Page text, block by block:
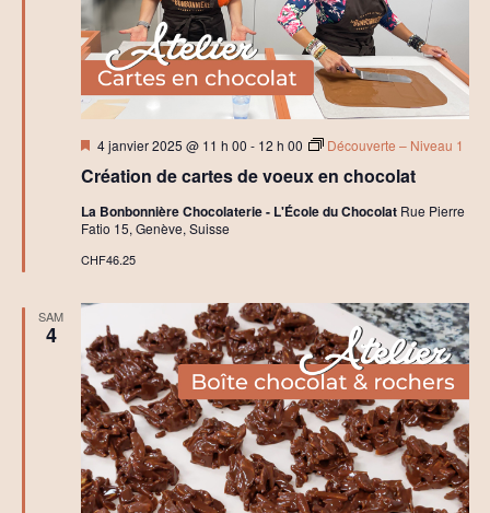
n
à
l
a
C
h
o
c
o
l
a
t
Création de cartes de voeux en chocolat
Mis
avant
4 janvier 2025 @ 11 h 00 - 12 h 00 Découverte – Niveau 1
La Bonbonnière Chocolaterie - L'École du Chocolat Rue Pierre
Fatio 15, Genève, Suisse
CHF46.25
SAM
4